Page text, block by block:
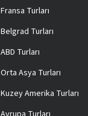
Fransa Turları
Belgrad Turları
ABD Turları
Orta Asya Turları
Kuzey Amerika Turları